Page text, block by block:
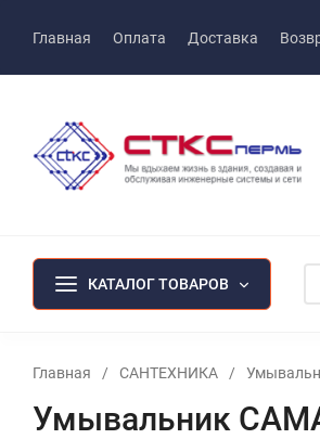
Главная Оплата Доставка
КАТАЛОГ ТОВАРОВ
Главная / САНТЕХНИКА /
Умывальник